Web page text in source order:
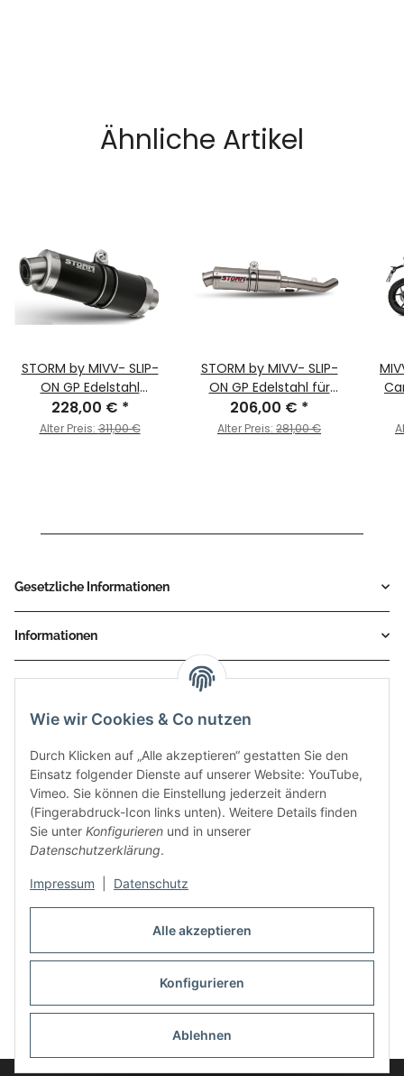
Alle akzeptieren
Konfigurieren
Ablehnen
Wie wir Cookies & Co nutzen
Durch Klicken auf „Alle akzeptieren“ gestatten Sie den
Einsatz folgender Dienste auf unserer Website: YouTube,
Vimeo. Sie können die Einstellung jederzeit ändern
(Fingerabdruck-Icon links unten). Weitere Details finden
Sie unter Konfigurieren und in unserer
Datenschutzerklärung.
Impressum Datenschutz
Ähnliche Artikel
STORM by MIVV- SLIP-
ON GP Edelstahl
Schwarz für DUCATI
MONSTER 1200 Bj. 2017 >
228,00 € *
Alter Preis:311,00 €
STORM by MIVV- SLIP-
ON GP Edelstahl für
DUCATI MONSTER 1200
Bj. 2017 > 2021
206,00 € *
Alter Preis: 281,00 €
Gesetzliche Informationen
Informationen
Auspuff Hotline unter:
02303 – 983 77 27
Vertrag widerrufen
* Alle Preise inkl. gesetzlicher USt., zzgl.Versand